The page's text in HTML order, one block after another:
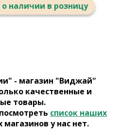
о наличии в розницу
- магазин "Виджай"
качественные и
товары.
список наших
магазинов у нас нет.